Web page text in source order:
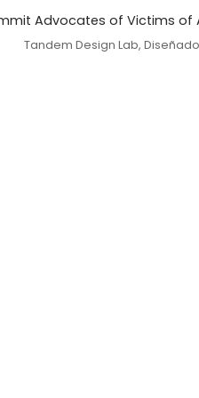
Advocates of Victims of
Tandem Design Lab,